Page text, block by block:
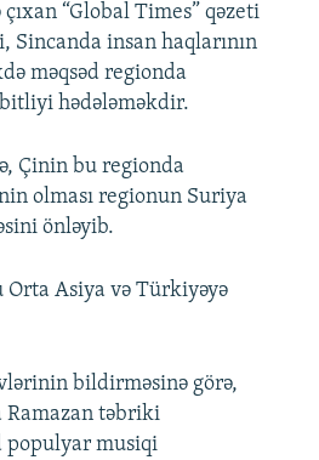
“Global Times” qəzeti
Sincanda insan haqlarının
məqsəd regionda
hədələməkdir.
Çinin bu regionda
olması regionun Suriya
önləyib.
Asiya və Türkiyəyə
bildirməsinə görə,
Ramazan təbriki
populyar musiqi